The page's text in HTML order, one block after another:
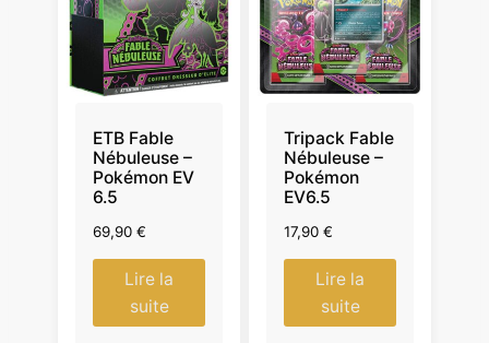
ETB Fable
Nébuleuse –
Pokémon EV
6.5
69,90 €
Lire la
suite
Tripack Fable
Nébuleuse –
Pokémon
EV6.5
17,90 €
Lire la
suite